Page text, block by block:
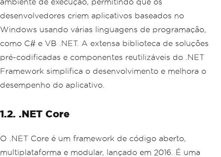
ambiente de execução, permitindo que os
desenvolvedores criem aplicativos baseados no
Windows usando várias linguagens de programação,
como C# e VB .NET. A extensa biblioteca de soluções
pré-codificadas e componentes reutilizáveis ​​do .NET
Framework simplifica o desenvolvimento e melhora o
desempenho do aplicativo.
1.2. .NET Core
O .NET Core é um framework de código aberto,
multiplataforma e modular, lançado em 2016. É uma